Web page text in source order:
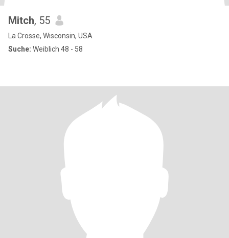
Mitch, 55
La Crosse, Wisconsin, USA
Suche: Weiblich 48 - 58